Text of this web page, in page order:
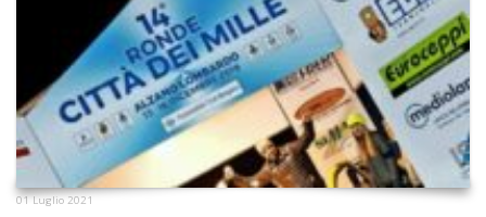
01 Luglio 2021